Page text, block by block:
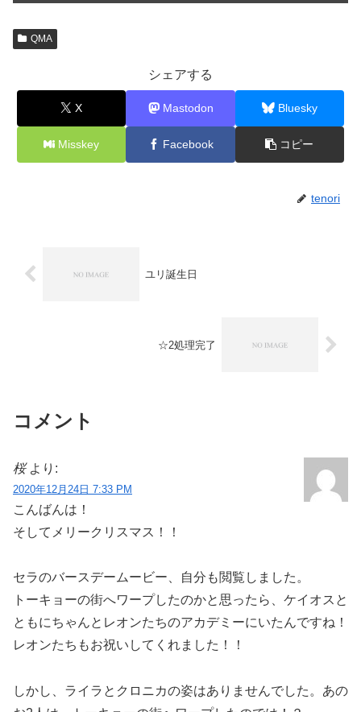
QMA
シェアする
X Mastodon Bluesky
Misskey Facebook コピー
tenori
ユリ誕生日
☆2処理完了
コメント
桜 より:
2020年12月24日 7:33 PM
こんばんは！
そしてメリークリスマス！！
セラのバースデームービー、自分も閲覧しました。
トーキョーの街へワープしたのかと思ったら、ケイオスと
ともにちゃんとレオンたちのアカデミーにいたんですね！
レオンたちもお祝いしてくれました！！
しかし、ライラとクロニカの姿はありませんでした。あの